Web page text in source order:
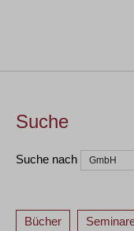
Suche
Suche nach
Bücher